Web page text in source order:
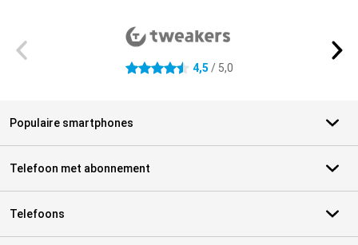
4.5 sterren 4,5 / 5,0
Populaire smartphones
Telefoon met abonnement
Telefoons